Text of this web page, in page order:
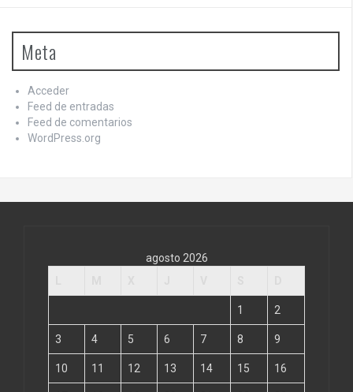
Meta
Acceder
Feed de entradas
Feed de comentarios
WordPress.org
agosto 2026
1 2
3 4 5 6 7 8 9
10 11 12 13 14 15 16